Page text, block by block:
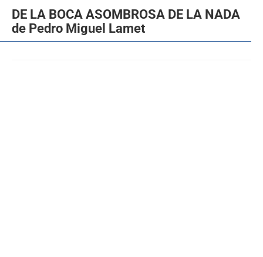
DE LA BOCA ASOMBROSA DE LA NADA
de Pedro Miguel Lamet